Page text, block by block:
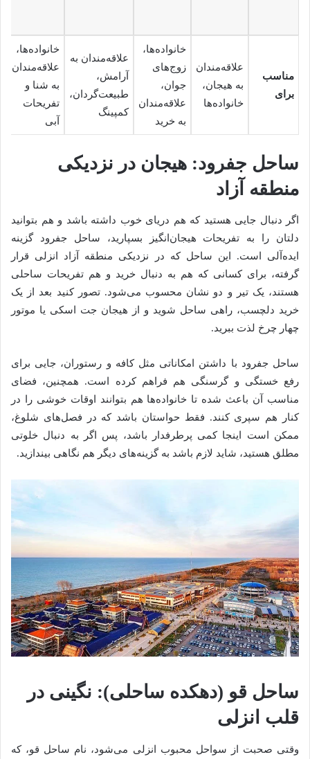
مناسب
برای
علاقه‌مندان
به هیجان،
خانواده‌ها
خانواده‌ها،
زوج‌های
جوان،
علاقه‌مندان
به خرید
علاقه‌مندان به
آرامش،
طبیعت‌گردان،
کمپینگ
خانواده‌ها،
علاقه‌مندان
به شنا و
تفریحات
آبی
ساحل جفرود: هیجان در نزدیکی
منطقه آزاد
اگر دنبال جایی هستید که هم دریای خوب داشته باشد و هم بتوانید
دلتان را به تفریحات هیجان‌انگیز بسپارید، ساحل جفرود گزینه
ایده‌آلی است. این ساحل که در نزدیکی منطقه آزاد انزلی قرار
گرفته، برای کسانی که هم به دنبال خرید و هم تفریحات ساحلی
هستند، یک تیر و دو نشان محسوب می‌شود. تصور کنید بعد از یک
خرید دلچسب، راهی ساحل شوید و از هیجان جت اسکی یا موتور
چهار چرخ لذت ببرید.
ساحل جفرود با داشتن امکاناتی مثل کافه و رستوران، جایی برای
رفع خستگی و گرسنگی هم فراهم کرده است. همچنین، فضای
مناسب آن باعث شده تا خانواده‌ها هم بتوانند اوقات خوشی را در
کنار هم سپری کنند. فقط حواستان باشد که در فصل‌های شلوغ،
ممکن است اینجا کمی پرطرفدار باشد، پس اگر به دنبال خلوتی
مطلق هستید، شاید لازم باشد به گزینه‌های دیگر هم نگاهی بیندازید.
ساحل قو (دهکده ساحلی): نگینی در
قلب انزلی
وقتی صحبت از سواحل محبوب انزلی می‌شود، نام ساحل قو، که